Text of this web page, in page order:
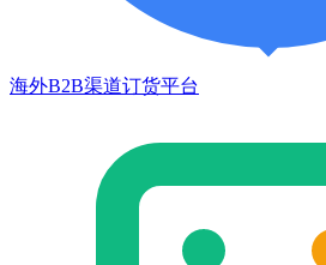
海外B2B渠道订货平台